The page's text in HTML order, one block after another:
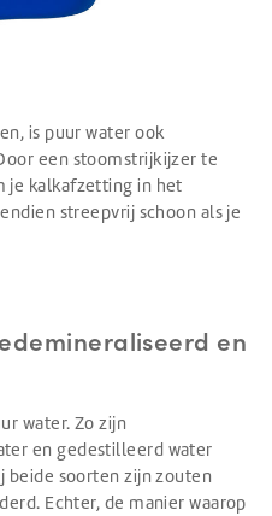
is puur water ook
een stoomstrijkijzer te
je kalkafzetting in het
streepvrij schoon als je
en
water. Zo zijn
en gedestilleerd water
beide soorten zijn zouten
Echter, de manier waarop